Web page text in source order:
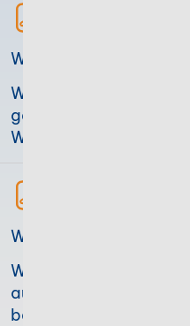
Widerrufsbelehrung
Widerrufsbelehrung
gedruckten Büchern
Waren
Widerrufsbelehrung
Widerrufsbelehrung
auf einem
befindlichen digitalen